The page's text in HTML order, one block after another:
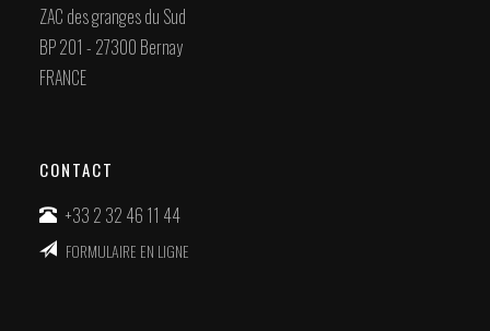
ZAC des granges du Sud
BP 201 - 27300 Bernay
FRANCE
CONTACT
+33 2 32 46 11 44
FORMULAIRE EN LIGNE